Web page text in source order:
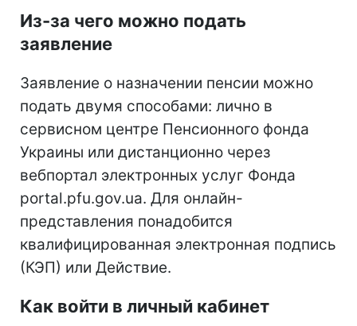
Из-за чего можно подать
заявление
Заявление о назначении пенсии можно
подать двумя способами: лично в
сервисном центре Пенсионного фонда
Украины или дистанционно через
вебпортал электронных услуг Фонда
portal.pfu.gov.ua. Для онлайн-
представления понадобится
квалифицированная электронная подпись
(КЭП) или Действие.
Как войти в личный кабинет